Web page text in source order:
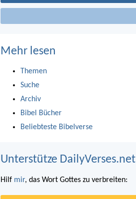
Mehr lesen
Themen
Suche
Archiv
Bibel Bücher
Beliebteste Bibelverse
Unterstütze DailyVerses.net
Hilf mir, das Wort Gottes zu verbreiten: